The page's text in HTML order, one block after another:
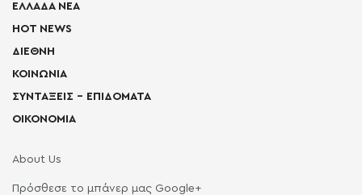
ΕΛΛΑΔΑ ΝΕΑ
HOT NEWS
ΔΙΕΘΝΗ
ΚΟΙΝΩΝΙΑ
ΣΥΝΤΑΞΕΙΣ – ΕΠΙΔΟΜΑΤΑ
ΟΙΚΟΝΟΜΙΑ
About Us
Πρόσθεσε το μπάνερ μας Google+